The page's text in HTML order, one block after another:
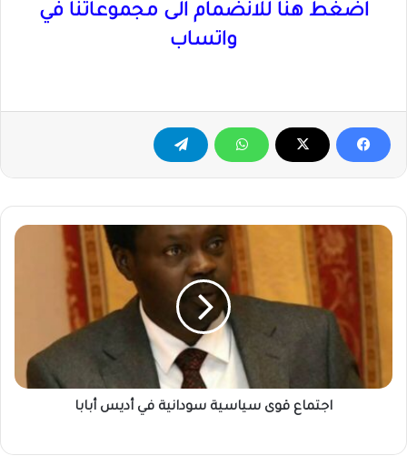
اضغط هنا للانضمام الى مجموعاتنا في
واتساب
اجتماع
اجتماع قوى سياسية سودانية في أديس أبابا